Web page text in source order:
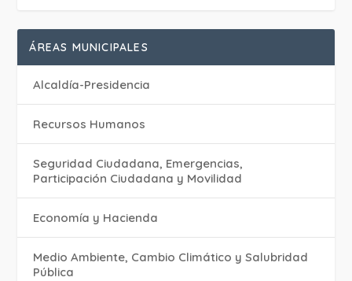
ÁREAS MUNICIPALES
Alcaldía-Presidencia
Recursos Humanos
Seguridad Ciudadana, Emergencias,
Participación Ciudadana y Movilidad
Economía y Hacienda
Medio Ambiente, Cambio Climático y Salubridad
Pública